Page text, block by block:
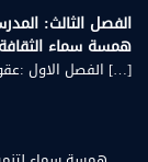
الفصل الثالث:
همسة سماء الثقافة
[…] الفصل الاول